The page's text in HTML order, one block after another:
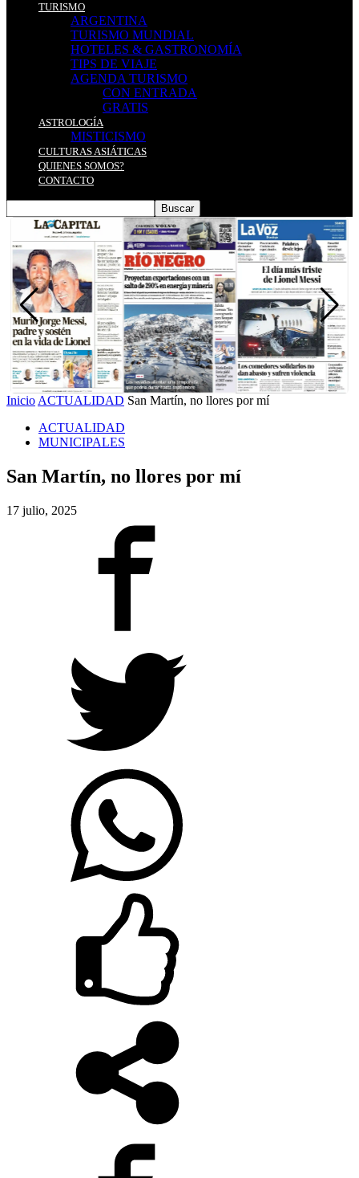
TURISMO
ARGENTINA
TURISMO MUNDIAL
HOTELES & GASTRONOMÍA
TIPS DE VIAJE
AGENDA TURISMO
CON ENTRADA
GRATIS
ASTROLOGÍA
MISTICISMO
CULTURAS ASIÁTICAS
QUIENES SOMOS?
CONTACTO
Inicio ACTUALIDAD San Martín, no llores por mí
ACTUALIDAD
MUNICIPALES
San Martín, no llores por mí
17 julio, 2025